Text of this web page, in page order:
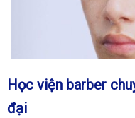
Học viện barber
đại